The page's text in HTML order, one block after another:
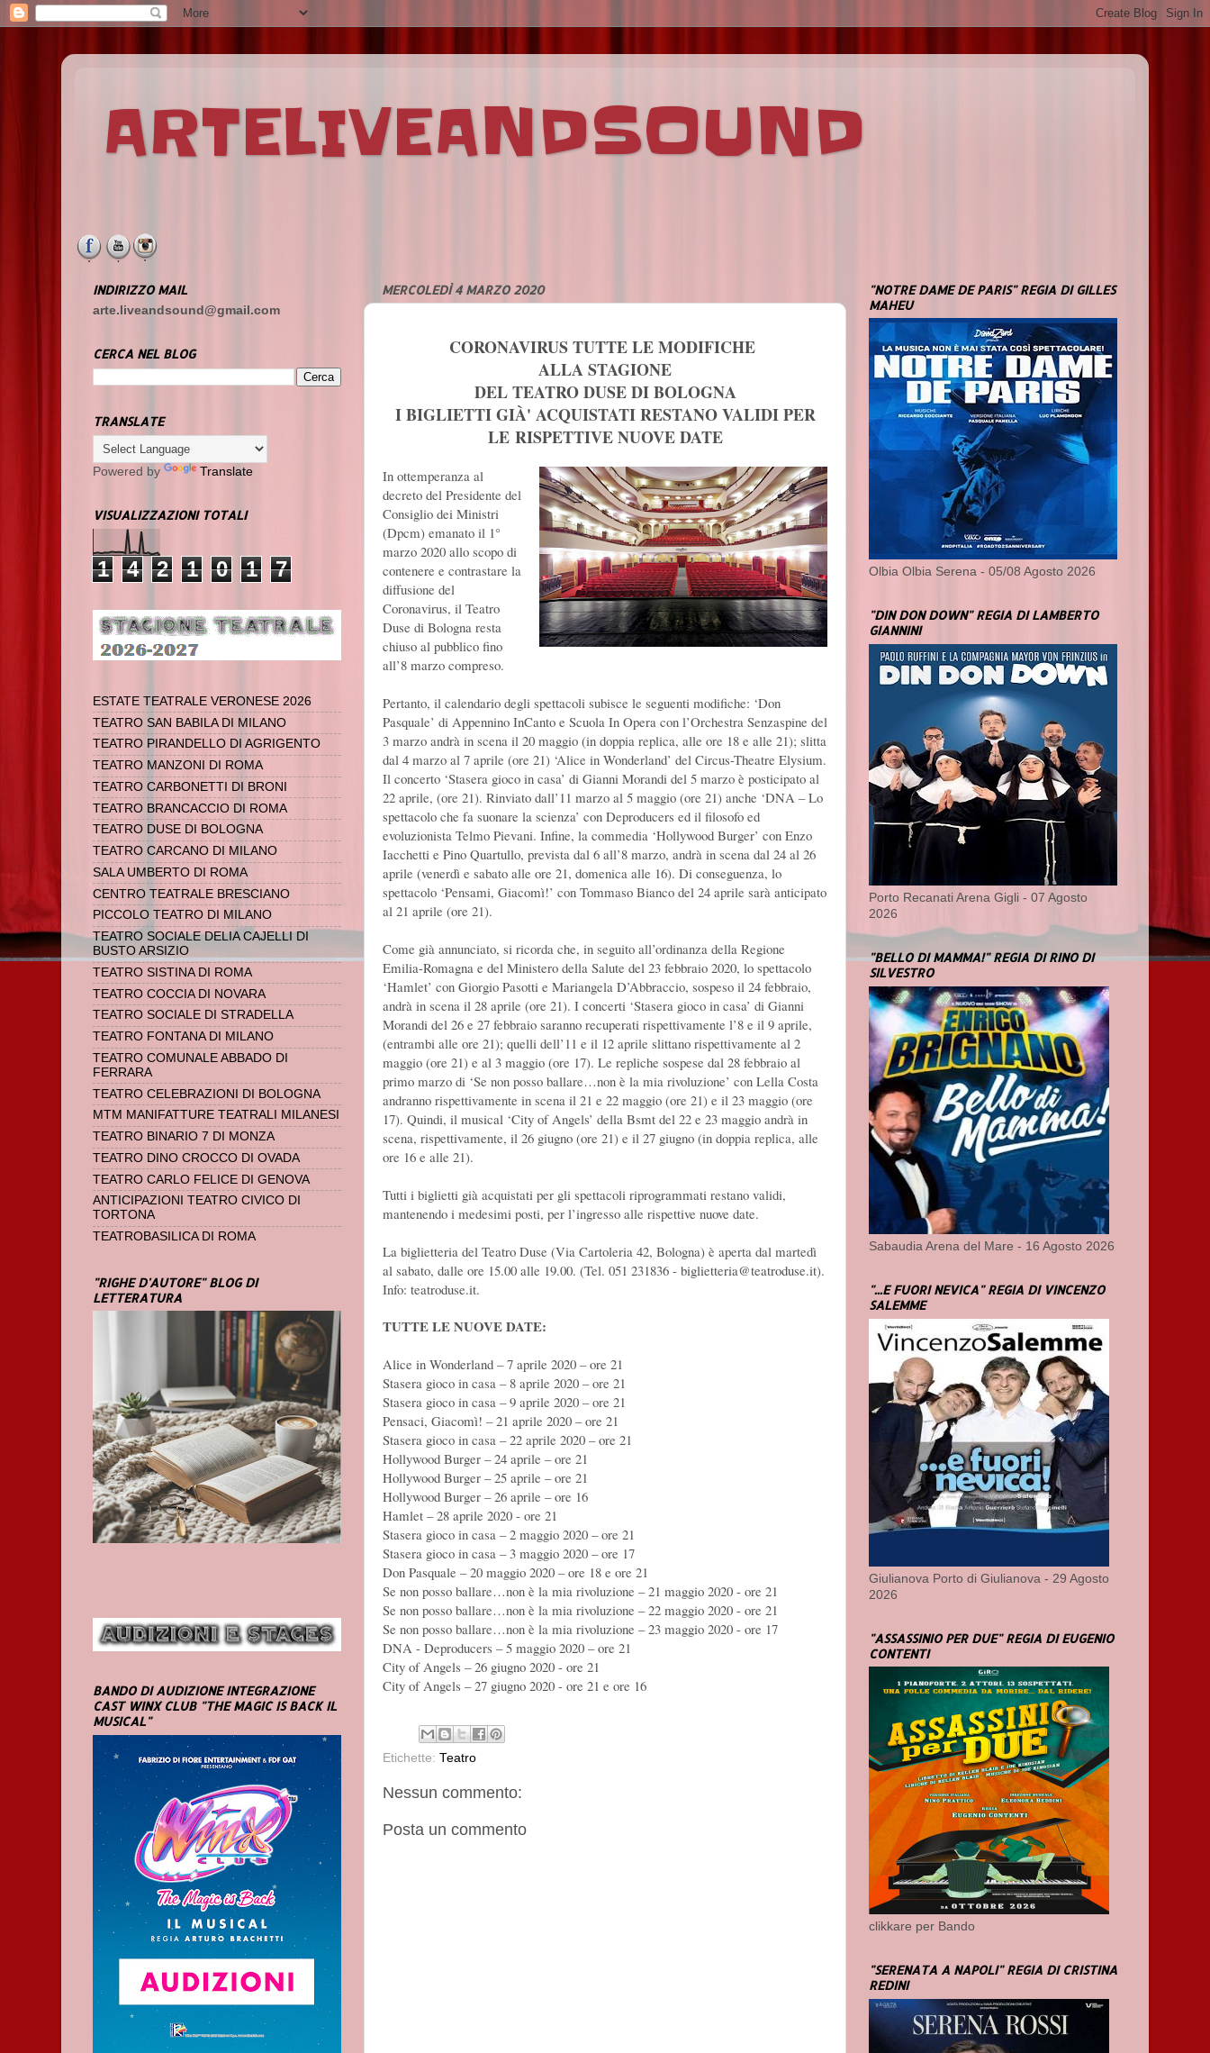
ARTELIVEANDSOUND
MERCOLEDÌ 4 MARZO 2020
CORONAVIRUS TUTTE LE MODIFICHE
ALLA STAGIONE
DEL TEATRO DUSE DI BOLOGNA
I BIGLIETTI GIÀ' ACQUISTATI RESTANO VALIDI PER
LE RISPETTIVE NUOVE DATE
In ottemperanza al
decreto del Presidente del
Consiglio dei Ministri
(Dpcm) emanato il 1°
marzo 2020 allo scopo di
contenere e contrastare la
diffusione del
Coronavirus, il Teatro
Duse di Bologna resta
chiuso al pubblico fino
all’8 marzo compreso.
Pertanto, il calendario degli spettacoli subisce le seguenti modifiche: ‘Don
Pasquale’ di Appennino InCanto e Scuola In Opera con l’Orchestra Senzaspine del
3 marzo andrà in scena il 20 maggio (in doppia replica, alle ore 18 e alle 21); slitta
dal 4 marzo al 7 aprile (ore 21) ‘Alice in Wonderland’ del Circus-Theatre Elysium.
Il concerto ‘Stasera gioco in casa’ di Gianni Morandi del 5 marzo è posticipato al
22 aprile, (ore 21). Rinviato dall’11 marzo al 5 maggio (ore 21) anche ‘DNA – Lo
spettacolo che fa suonare la scienza’ con Deproducers ed il filosofo ed
evoluzionista Telmo Pievani. Infine, la commedia ‘Hollywood Burger’ con Enzo
Iacchetti e Pino Quartullo, prevista dal 6 all’8 marzo, andrà in scena dal 24 al 26
aprile (venerdì e sabato alle ore 21, domenica alle 16). Di conseguenza, lo
spettacolo ‘Pensami, Giacomì!’ con Tommaso Bianco del 24 aprile sarà anticipato
al 21 aprile (ore 21).
Come già annunciato, si ricorda che, in seguito all’ordinanza della Regione
Emilia-Romagna e del Ministero della Salute del 23 febbraio 2020, lo spettacolo
‘Hamlet’ con Giorgio Pasotti e Mariangela D’Abbraccio, sospeso il 24 febbraio,
andrà in scena il 28 aprile (ore 21). I concerti ‘Stasera gioco in casa’ di Gianni
Morandi del 26 e 27 febbraio saranno recuperati rispettivamente l’8 e il 9 aprile,
(entrambi alle ore 21); quelli dell’11 e il 12 aprile slittano rispettivamente al 2
maggio (ore 21) e al 3 maggio (ore 17). Le repliche sospese dal 28 febbraio al
primo marzo di ‘Se non posso ballare…non è la mia rivoluzione’ con Lella Costa
andranno rispettivamente in scena il 21 e 22 maggio (ore 21) e il 23 maggio (ore
17). Quindi, il musical ‘City of Angels’ della Bsmt del 22 e 23 maggio andrà in
scena, rispettivamente, il 26 giugno (ore 21) e il 27 giugno (in doppia replica, alle
ore 16 e alle 21).
Tutti i biglietti già acquistati per gli spettacoli riprogrammati restano validi,
mantenendo i medesimi posti, per l’ingresso alle rispettive nuove date.
La biglietteria del Teatro Duse (Via Cartoleria 42, Bologna) è aperta dal martedì
al sabato, dalle ore 15.00 alle 19.00. (Tel. 051 231836 - biglietteria@teatroduse.it).
Info: teatroduse.it.
TUTTE LE NUOVE DATE:
Alice in Wonderland – 7 aprile 2020 – ore 21
Stasera gioco in casa – 8 aprile 2020 – ore 21
Stasera gioco in casa – 9 aprile 2020 – ore 21
Pensaci, Giacomì! – 21 aprile 2020 – ore 21
Stasera gioco in casa – 22 aprile 2020 – ore 21
Hollywood Burger – 24 aprile – ore 21
Hollywood Burger – 25 aprile – ore 21
Hollywood Burger – 26 aprile – ore 16
Hamlet – 28 aprile 2020 - ore 21
Stasera gioco in casa – 2 maggio 2020 – ore 21
Stasera gioco in casa – 3 maggio 2020 – ore 17
Don Pasquale – 20 maggio 2020 – ore 18 e ore 21
Se non posso ballare…non è la mia rivoluzione – 21 maggio 2020 - ore 21
Se non posso ballare…non è la mia rivoluzione – 22 maggio 2020 - ore 21
Se non posso ballare…non è la mia rivoluzione – 23 maggio 2020 - ore 17
DNA - Deproducers – 5 maggio 2020 – ore 21
City of Angels – 26 giugno 2020 - ore 21
City of Angels – 27 giugno 2020 - ore 21 e ore 16
Etichette: Teatro
Nessun commento:
Posta un commento
INDIRIZZO MAIL
arte.liveandsound@gmail.com
CERCA NEL BLOG
TRANSLATE
Powered by Translate
VISUALIZZAZIONI TOTALI
1 4 2 1 0 1 7
ESTATE TEATRALE VERONESE 2026
TEATRO SAN BABILA DI MILANO
TEATRO PIRANDELLO DI AGRIGENTO
TEATRO MANZONI DI ROMA
TEATRO CARBONETTI DI BRONI
TEATRO BRANCACCIO DI ROMA
TEATRO DUSE DI BOLOGNA
TEATRO CARCANO DI MILANO
SALA UMBERTO DI ROMA
CENTRO TEATRALE BRESCIANO
PICCOLO TEATRO DI MILANO
TEATRO SOCIALE DELIA CAJELLI DI
BUSTO ARSIZIO
TEATRO SISTINA DI ROMA
TEATRO COCCIA DI NOVARA
TEATRO SOCIALE DI STRADELLA
TEATRO FONTANA DI MILANO
TEATRO COMUNALE ABBADO DI
FERRARA
TEATRO CELEBRAZIONI DI BOLOGNA
MTM MANIFATTURE TEATRALI MILANESI
TEATRO BINARIO 7 DI MONZA
TEATRO DINO CROCCO DI OVADA
TEATRO CARLO FELICE DI GENOVA
ANTICIPAZIONI TEATRO CIVICO DI
TORTONA
TEATROBASILICA DI ROMA
"RIGHE D'AUTORE" BLOG DI
LETTERATURA
BANDO DI AUDIZIONE INTEGRAZIONE
CAST WINX CLUB "THE MAGIC IS BACK IL
MUSICAL"
"NOTRE DAME DE PARIS" REGIA DI GILLES
MAHEU
Olbia Olbia Serena - 05/08 Agosto 2026
"DIN DON DOWN" REGIA DI LAMBERTO
GIANNINI
Porto Recanati Arena Gigli - 07 Agosto
2026
"BELLO DI MAMMA!" REGIA DI RINO DI
SILVESTRO
Sabaudia Arena del Mare - 16 Agosto 2026
"...E FUORI NEVICA" REGIA DI VINCENZO
SALEMME
Giulianova Porto di Giulianova - 29 Agosto
2026
"ASSASSINIO PER DUE" REGIA DI EUGENIO
CONTENTI
clikkare per Bando
"SERENATA A NAPOLI" REGIA DI CRISTINA
REDINI